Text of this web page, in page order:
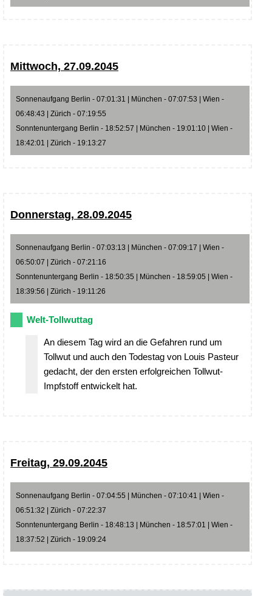
Mittwoch, 27.09.2045
Sonnenaufgang Berlin - 07:01:31 | München - 07:07:53 | Wien -
06:48:43 | Zürich - 07:19:55
Sonntenuntergang Berlin - 18:52:57 | München - 19:01:10 | Wien -
18:42:01 | Zürich - 19:13:27
Donnerstag, 28.09.2045
Sonnenaufgang Berlin - 07:03:13 | München - 07:09:17 | Wien -
06:50:07 | Zürich - 07:21:16
Sonntenuntergang Berlin - 18:50:35 | München - 18:59:05 | Wien -
18:39:56 | Zürich - 19:11:26
Welt-Tollwuttag
An diesem Tag wird an die Gefahren rund um
Tollwut und auch den Todestag von Louis Pasteur
gedacht, der den ersten erfolgreichen Tollwut-
Impfstoff entwickelt hat.
Freitag, 29.09.2045
Sonnenaufgang Berlin - 07:04:55 | München - 07:10:41 | Wien -
06:51:32 | Zürich - 07:22:37
Sonntenuntergang Berlin - 18:48:13 | München - 18:57:01 | Wien -
18:37:52 | Zürich - 19:09:24